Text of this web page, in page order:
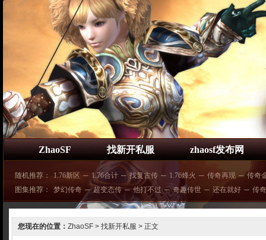
ZhaoSF 找新开私服 zhaosf发布网
随机推荐： 1.76新区 ─ 1.76合计 ─ 找复古传 ─ 1.76烽火 ─ 传奇再现 ─ 传奇
图集推荐：
梦幻传奇 ─ 超变态传 ─ 他打不过 ─ 奇趣传世 ─ 还在就好 ─ 传
您现在的位置： ZhaoSF > 找新开私服 > 正文